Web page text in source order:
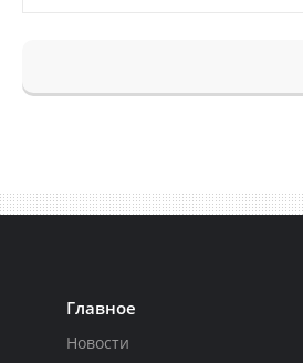
Главное
Новости